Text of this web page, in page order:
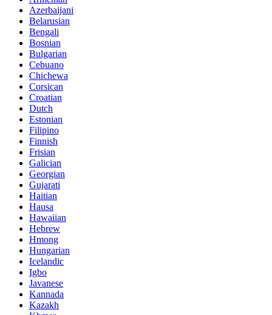
Azerbaijani
Belarusian
Bengali
Bosnian
Bulgarian
Cebuano
Chichewa
Corsican
Croatian
Dutch
Estonian
Filipino
Finnish
Frisian
Galician
Georgian
Gujarati
Haitian
Hausa
Hawaiian
Hebrew
Hmong
Hungarian
Icelandic
Igbo
Javanese
Kannada
Kazakh